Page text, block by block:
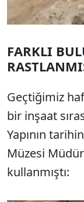
FARKLI
Geçtiğimiz
bir inşaat
Yapının
Müzesi
kullanmıştı: